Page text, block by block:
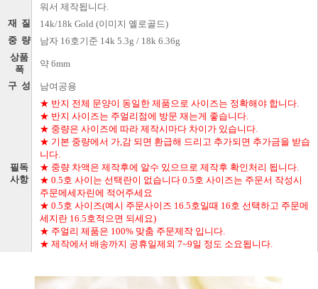
워서 제작됩니다.
재 질 14k/18k Gold (이미지 옐로골드)
중 량 남자 16호기준 14k 5.3g / 18k 6.36g
상품
폭
약 6mm
구 성 남여공용
필독
사항
★ 반지 전체 문양이 동일한 제품으로 사이즈는 정확해야 합니다.
★ 반지 사이즈는 주얼리점에 방문 재는게 좋습니다.
★ 중량은 사이즈에 따라 제작시마다 차이가 있습니다.
★ 기본 중량에서 가,감 되면 환급해 드리고 추가되면 추가금을 받습
니다.
★ 중량 차액은 제작후에 알수 있으므로 제작후 확인처리 됩니다.
★ 0.5호 사이는 선택란이 없습니다 0.5호 사이즈는 주문서 작성시
주문메세자린에 적어주세요
★ 0.5호 사이즈(예시 주문사이즈 16.5호일때 16호 선택하고 주문메
세지란 16.5호적으면 되세요)
★ 주얼리 제품은 100% 맞춤 주문제작 입니다.
★ 제작에서 배송까지 공휴일제외 7~9일 정도 소요됩니다.